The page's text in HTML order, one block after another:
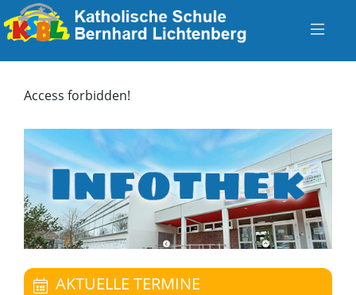
Access forbidden!
AKTUELLE TERMINE